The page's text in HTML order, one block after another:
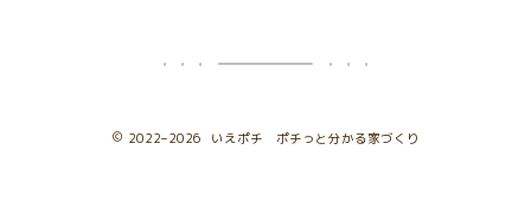
2022–2026 いえポチ ポチっと分かる家づくり